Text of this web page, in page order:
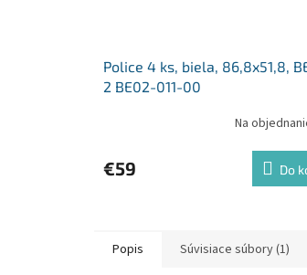
Police 4 ks, biela, 86,8x51,8,
2 BE02-011-00
Na
€59 Do
Popis Súvisiace súbory (1)